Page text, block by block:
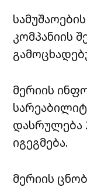
კომპანიის
მერიის
დასრულება
იგეგმება.
მერიის